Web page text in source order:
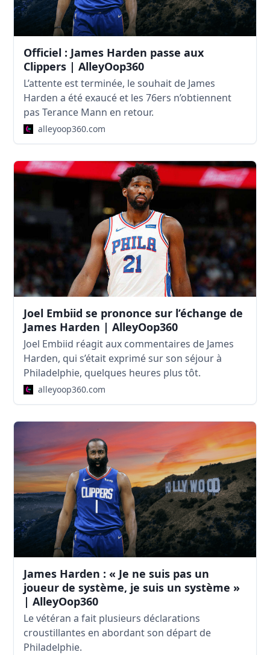
Officiel : James Harden passe aux
Clippers | AlleyOop360
L’attente est terminée, le souhait de James
Harden a été exaucé et les 76ers n’obtiennent
pas Terance Mann en retour.
alleyoop360.com
Joel Embiid se prononce sur l’échange de
James Harden | AlleyOop360
Joel Embiid réagit aux commentaires de James
Harden, qui s’était exprimé sur son séjour à
Philadelphie, quelques heures plus tôt.
alleyoop360.com
James Harden : « Je ne suis pas un
joueur de système, je suis un système »
| AlleyOop360
Le vétéran a fait plusieurs déclarations
croustillantes en abordant son départ de
Philadelphie.